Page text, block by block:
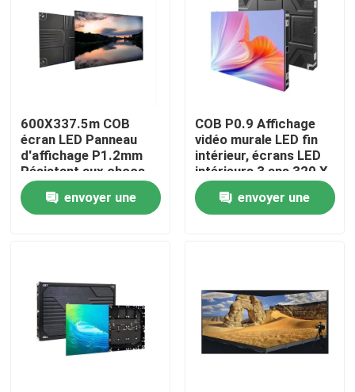
À la maison
Vidéos
Le spectacle VR
600X337.5m COB
écran LED Panneau
d'affichage P1.2mm
Résistant aux chocs
envoyer une
COB P0.9 Affichage
vidéo murale LED fin
intérieur, écrans LED
intérieurs 3 ans 320 X
160 MM,320 X 160
MM
envoyer une